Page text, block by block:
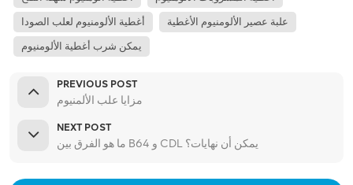
أغطية الألومنيوم لعلب الصودا علبة عصير الألومنيوم الأغطية
يمكن شرب أغطية الألومنيوم
PREVIOUS POST
مزايا علب الألمنيوم
NEXT POST
ما هو الفرق بين B64 و CDL يمكن أن نهايات؟